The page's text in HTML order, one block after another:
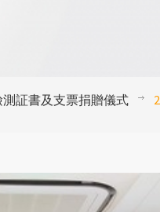
証書及支票捐贈儀式